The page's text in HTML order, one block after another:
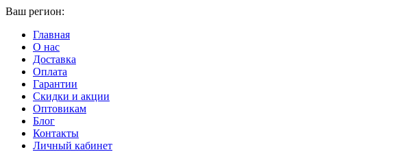
Ваш регион:
Главная
О нас
Доставка
Оплата
Гарантии
Скидки и акции
Оптовикам
Блог
Контакты
Личный кабинет